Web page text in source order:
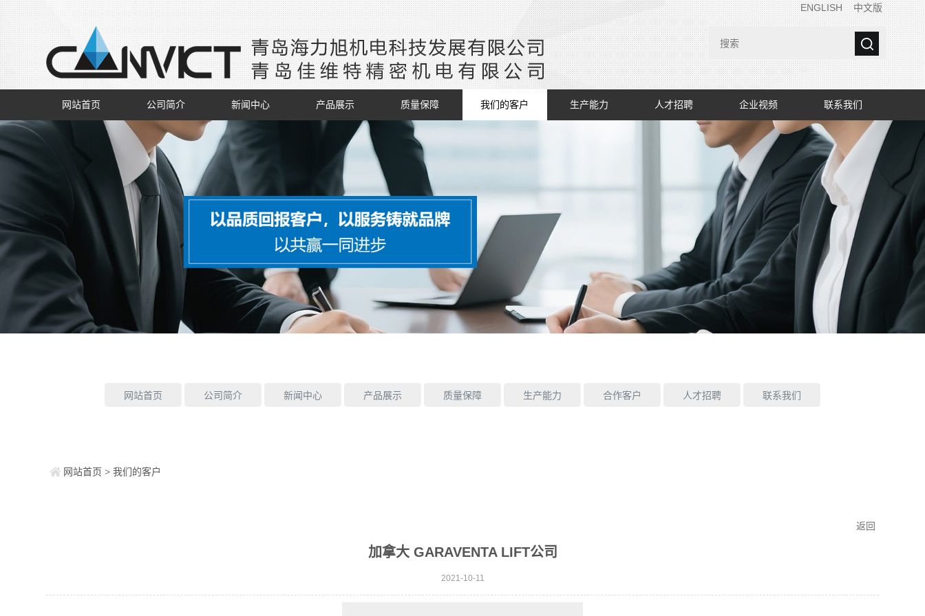
ENGLISH 中文版
网站首页 公司简介 新闻中心 产品展示 质量保障 我们的客户 生产能力 人才招聘 企业视频 联系我们
网站首页 公司简介 新闻中心 产品展示 质量保障 生产能力 合作客户 人才招聘 联系我们
网站首页 >我们的客户
返回
加拿大 GARAVENTA LIFT公司
2021-10-11